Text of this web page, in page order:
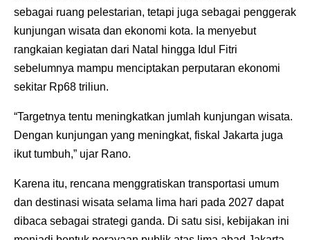
sebagai ruang pelestarian, tetapi juga sebagai penggerak
kunjungan wisata dan ekonomi kota. Ia menyebut
rangkaian kegiatan dari Natal hingga Idul Fitri
sebelumnya mampu menciptakan perputaran ekonomi
sekitar Rp68 triliun.
“Targetnya tentu meningkatkan jumlah kunjungan wisata.
Dengan kunjungan yang meningkat, fiskal Jakarta juga
ikut tumbuh,” ujar Rano.
Karena itu, rencana menggratiskan transportasi umum
dan destinasi wisata selama lima hari pada 2027 dapat
dibaca sebagai strategi ganda. Di satu sisi, kebijakan ini